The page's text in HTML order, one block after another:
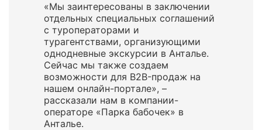
«Мы заинтересованы в заключении
отдельных специальных соглашений
с туроператорами и
турагентствами, организующими
однодневные экскурсии в Анталье.
Сейчас мы также создаем
возможности для B2B-продаж на
нашем онлайн-портале», –
рассказали нам в компании-
операторе «Парка бабочек» в
Анталье.